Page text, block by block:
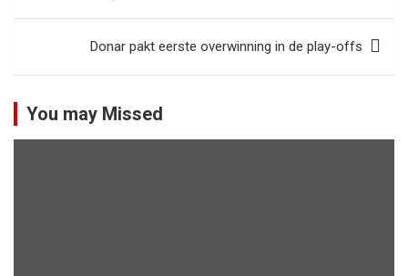
Donar pakt eerste overwinning in de play-offs
You may Missed